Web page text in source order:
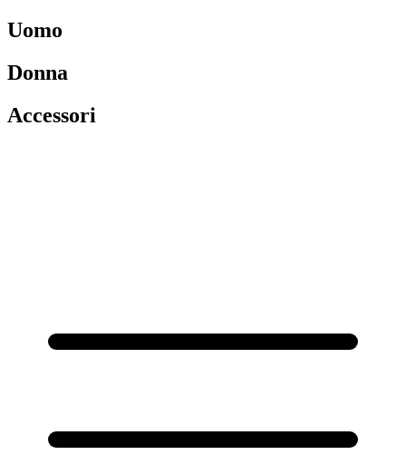
Uomo
Donna
Accessori